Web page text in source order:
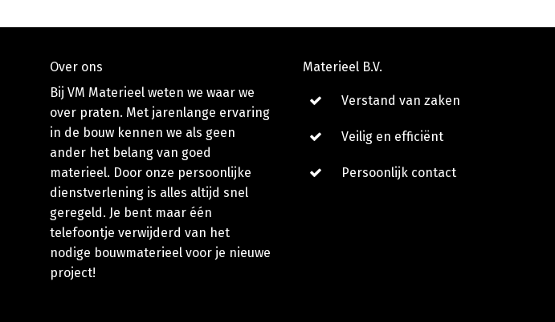
Over ons
Bij VM Materieel weten we waar we
over praten. Met jarenlange ervaring
in de bouw kennen we als geen
ander het belang van goed
materieel. Door onze persoonlijke
dienstverlening is alles altijd snel
geregeld. Je bent maar één
telefoontje verwijderd van het
nodige bouwmaterieel voor je nieuwe
project!
Materieel B.V.
Verstand van zaken
Veilig en efficiënt
Persoonlijk contact